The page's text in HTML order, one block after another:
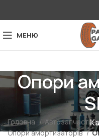
МЕНЮ
Опори
Головна
Опори амортизаторів